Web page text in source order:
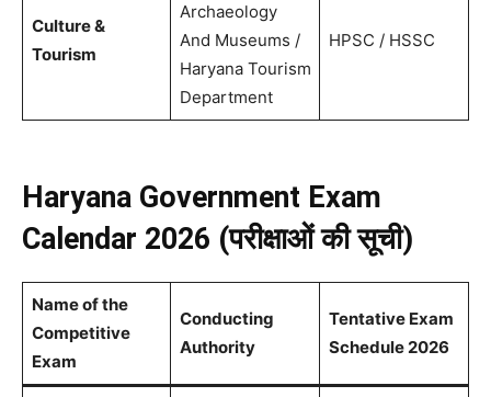
Culture &
Tourism
Archaeology
And Museums /
Haryana Tourism
Department
HPSC / HSSC
Haryana Government Exam
Calendar 2026 (परीक्षाओं की सूची)
Name of the
Competitive
Exam
Conducting
Authority
Tentative Exam
Schedule 2026